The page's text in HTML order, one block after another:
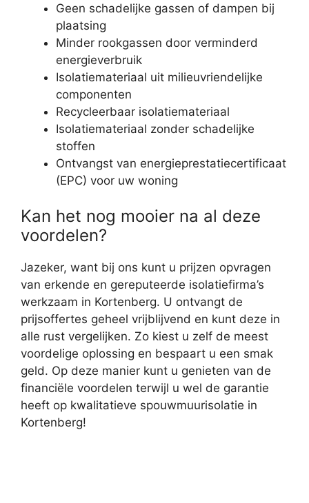
Geen schadelijke gassen of dampen bij
plaatsing
Minder rookgassen door verminderd
energieverbruik
Isolatiemateriaal uit milieuvriendelijke
componenten
Recycleerbaar isolatiemateriaal
Isolatiemateriaal zonder schadelijke
stoffen
Ontvangst van energieprestatiecertificaat
(EPC) voor uw woning
Kan het nog mooier na al deze
voordelen?
Jazeker, want bij ons kunt u prijzen opvragen
van erkende en gereputeerde isolatiefirma’s
werkzaam in Kortenberg. U ontvangt de
prijsoffertes geheel vrijblijvend en kunt deze in
alle rust vergelijken. Zo kiest u zelf de meest
voordelige oplossing en bespaart u een smak
geld. Op deze manier kunt u genieten van de
financiële voordelen terwijl u wel de garantie
heeft op kwalitatieve spouwmuurisolatie in
Kortenberg!